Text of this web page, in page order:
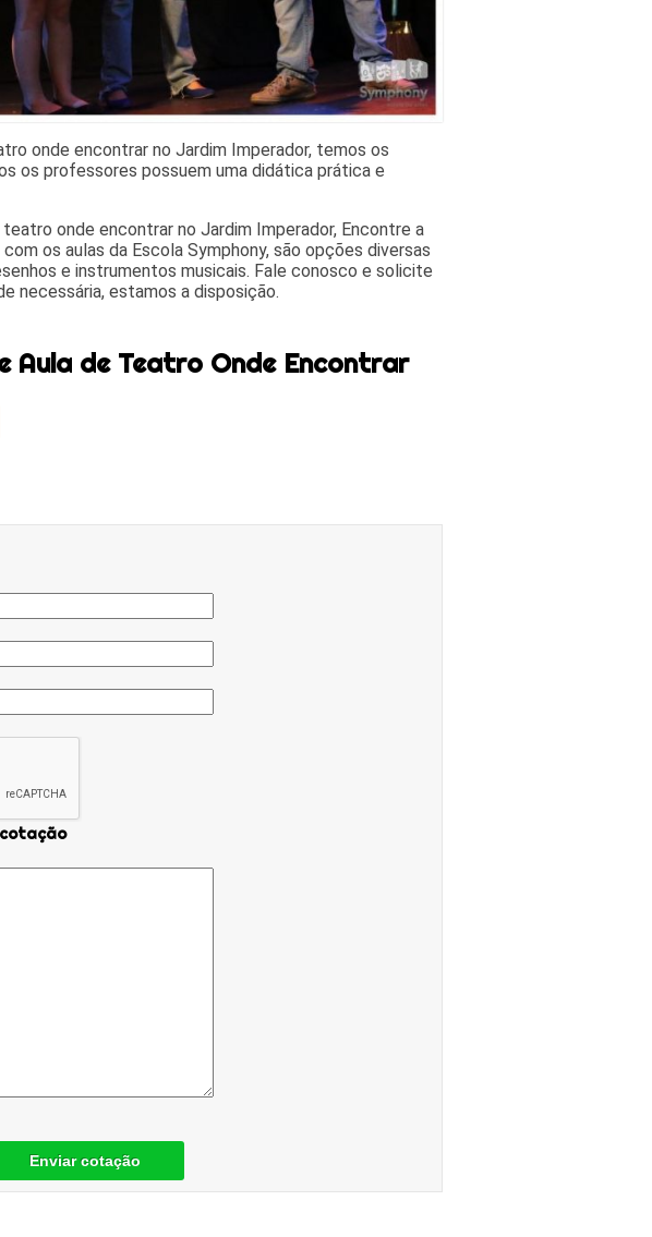
onde encontrar no Jardim Imperador, temos os
os professores possuem uma didática prática e
onde encontrar no Jardim Imperador, Encontre a
os aulas da Escola Symphony, são opções diversas
e instrumentos musicais. Fale conosco e solicite
necessária, estamos a disposição.
Aula de Teatro Onde Encontrar
Enviar cotação